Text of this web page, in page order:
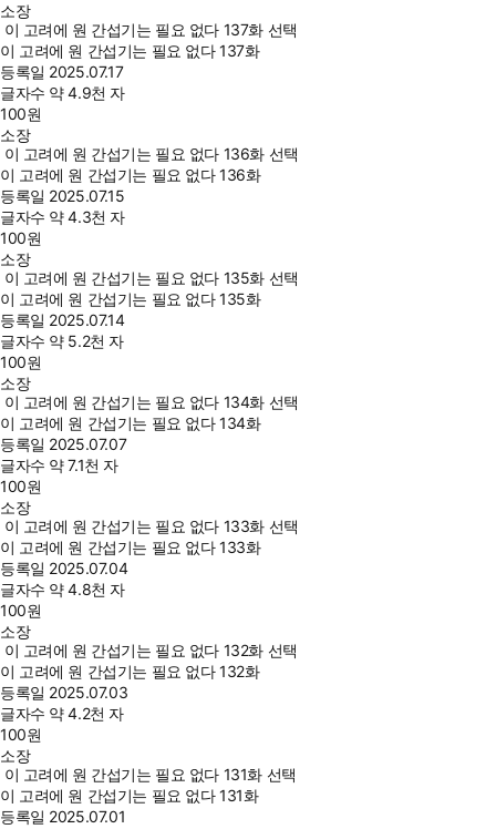
소장
이 고려에 원 간섭기는 필요 없다 137화 선택
이 고려에 원 간섭기는 필요 없다 137화
등록일 2025.07.17
글자수 약 4.9천 자
100원
소장
이 고려에 원 간섭기는 필요 없다 136화 선택
이 고려에 원 간섭기는 필요 없다 136화
등록일 2025.07.15
글자수 약 4.3천 자
100원
소장
이 고려에 원 간섭기는 필요 없다 135화 선택
이 고려에 원 간섭기는 필요 없다 135화
등록일 2025.07.14
글자수 약 5.2천 자
100원
소장
이 고려에 원 간섭기는 필요 없다 134화 선택
이 고려에 원 간섭기는 필요 없다 134화
등록일 2025.07.07
글자수 약 7.1천 자
100원
소장
이 고려에 원 간섭기는 필요 없다 133화 선택
이 고려에 원 간섭기는 필요 없다 133화
등록일 2025.07.04
글자수 약 4.8천 자
100원
소장
이 고려에 원 간섭기는 필요 없다 132화 선택
이 고려에 원 간섭기는 필요 없다 132화
등록일 2025.07.03
글자수 약 4.2천 자
100원
소장
이 고려에 원 간섭기는 필요 없다 131화 선택
이 고려에 원 간섭기는 필요 없다 131화
등록일 2025.07.01